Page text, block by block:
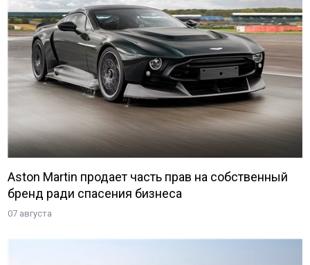
Aston Martin продает часть прав на собственный
бренд ради спасения бизнеса
07 августа